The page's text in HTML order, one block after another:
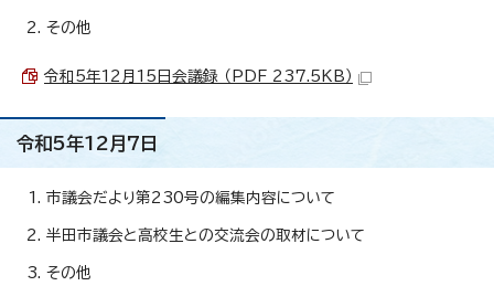
その他
令和5年12月15日会議録 （PDF 237.5KB）
令和5年12月7日
市議会だより第230号の編集内容について
半田市議会と高校生との交流会の取材について
その他